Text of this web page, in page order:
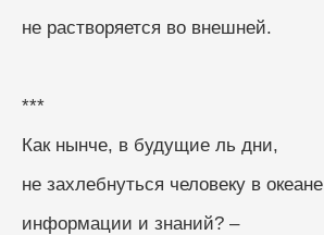
не растворяется во внешней.
***
Как нынче, в будущие ль дни,
не захлебнуться человеку в океане
информации и знаний? –